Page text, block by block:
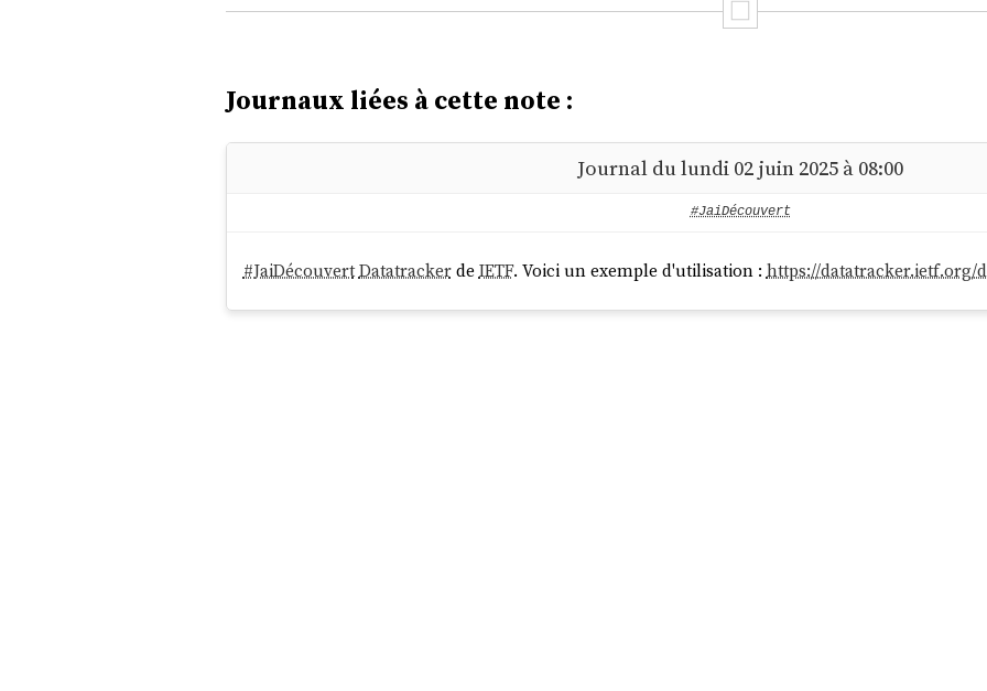
Journaux liées à cette note :
Journal du lundi 02 juin 2025 à 08:00
#JaiDécouvert
#JaiDécouvertDatatrackerde IETF. Voici un exemple d'utilisation : https://datatracker.ietf.org/